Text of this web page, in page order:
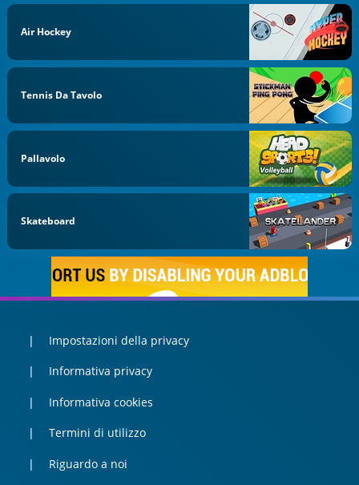
Air Hockey
Tennis Da Tavolo
Pallavolo
Skateboard
Impostazioni della privacy
Informativa privacy
Informativa cookies
Termini di utilizzo
Riguardo a noi